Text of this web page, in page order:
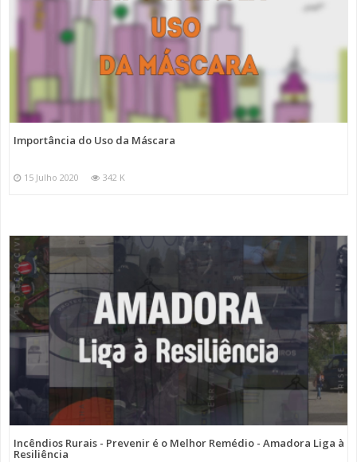
Importância do Uso da Máscara
15 Julho 2020 342 K
Incêndios Rurais - Prevenir é o Melhor Remédio - Amadora Liga à
Resiliência